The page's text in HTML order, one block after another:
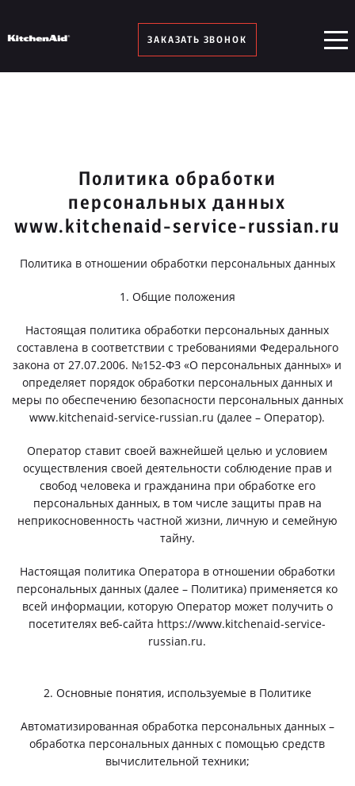
ЗАКАЗАТЬ ЗВОНОК
Политика обработки
персональных данных
www.kitchenaid-service-russian.ru
Политика в отношении обработки персональных данных
1. Общие положения
Настоящая политика обработки персональных данных
составлена в соответствии с требованиями Федерального
закона от 27.07.2006. №152-ФЗ «О персональных данных» и
определяет порядок обработки персональных данных и
меры по обеспечению безопасности персональных данных
www.kitchenaid-service-russian.ru (далее – Оператор).
Оператор ставит своей важнейшей целью и условием
осуществления своей деятельности соблюдение прав и
свобод человека и гражданина при обработке его
персональных данных, в том числе защиты прав на
неприкосновенность частной жизни, личную и семейную
тайну.
Настоящая политика Оператора в отношении обработки
персональных данных (далее – Политика) применяется ко
всей информации, которую Оператор может получить о
посетителях веб-сайта https://www.kitchenaid-service-
russian.ru.
2. Основные понятия, используемые в Политике
Автоматизированная обработка персональных данных –
обработка персональных данных с помощью средств
вычислительной техники;